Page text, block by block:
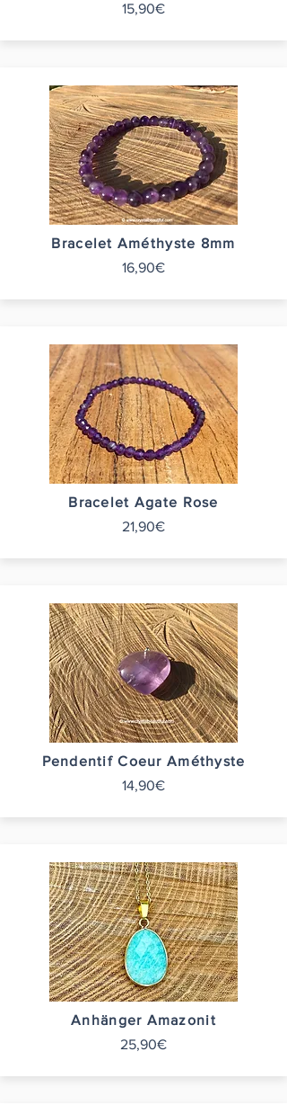
15,90€
Bracelet Améthyste 8mm
16,90€
Bracelet Agate Rose
21,90€
Pendentif Coeur Améthyste
14,90€
Anhänger Amazonit
25,90€